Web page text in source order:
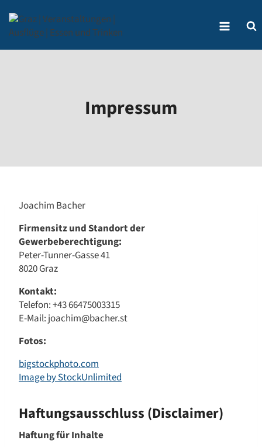
Inhalt
springen
Impressum
Joachim Bacher
Firmensitz und Standort der
Gewerbeberechtigung:
Peter-Tunner-Gasse 41
8020 Graz
Kontakt:
Telefon: +43 66475003315
E-Mail: joachim@bacher.st
Fotos:
bigstockphoto.com
Image by StockUnlimited
Haftungsausschluss (Disclaimer)
Haftung für Inhalte